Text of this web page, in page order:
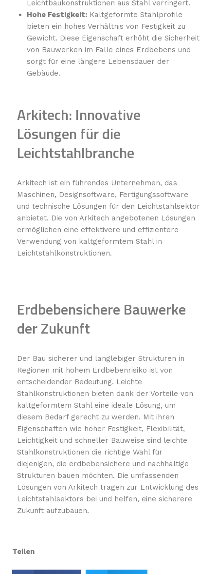
Leichtbaukonstruktionen aus Stahl verringert.
Hohe Festigkeit: Kaltgeformte Stahlprofile
bieten ein hohes Verhältnis von Festigkeit zu
Gewicht. Diese Eigenschaft erhöht die Sicherheit
von Bauwerken im Falle eines Erdbebens und
sorgt für eine längere Lebensdauer der
Gebäude.
Arkitech: Innovative
Lösungen für die
Leichtstahlbranche
Arkitech ist ein führendes Unternehmen, das
Maschinen, Designsoftware, Fertigungssoftware
und technische Lösungen für den Leichtstahlsektor
anbietet. Die von Arkitech angebotenen Lösungen
ermöglichen eine effektivere und effizientere
Verwendung von kaltgeformtem Stahl in
Leichtstahlkonstruktionen.
Erdbebensichere Bauwerke
der Zukunft
Der Bau sicherer und langlebiger Strukturen in
Regionen mit hohem Erdbebenrisiko ist von
entscheidender Bedeutung. Leichte
Stahlkonstruktionen bieten dank der Vorteile von
kaltgeformtem Stahl eine ideale Lösung, um
diesem Bedarf gerecht zu werden. Mit ihren
Eigenschaften wie hoher Festigkeit, Flexibilität,
Leichtigkeit und schneller Bauweise sind leichte
Stahlkonstruktionen die richtige Wahl für
diejenigen, die erdbebensichere und nachhaltige
Strukturen bauen möchten. Die umfassenden
Lösungen von Arkitech tragen zur Entwicklung des
Leichtstahlsektors bei und helfen, eine sicherere
Zukunft aufzubauen.
Teilen